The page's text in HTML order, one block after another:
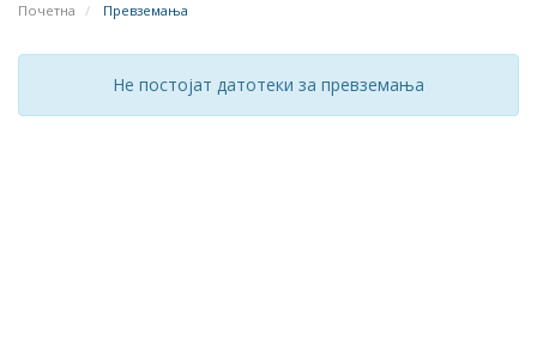
Почетна Превземања
Не постојат датотеки за превземања